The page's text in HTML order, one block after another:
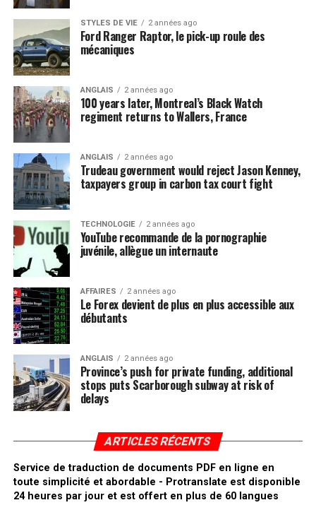
STYLES DE VIE 2 années ago
Ford Ranger Raptor, le pick-up roule des
mécaniques
ANGLAIS 2 années ago
100 years later, Montreal’s Black Watch
regiment returns to Wallers, France
ANGLAIS 2 années ago
Trudeau government would reject Jason Kenney,
taxpayers group in carbon tax court fight
TECHNOLOGIE 2 années ago
YouTube recommande de la pornographie
juvénile, allègue un internaute
AFFAIRES 2 années ago
Le Forex devient de plus en plus accessible aux
débutants
ANGLAIS 2 années ago
Province’s push for private funding, additional
stops puts Scarborough subway at risk of
delays
ARTICLES RÉCENTS
Service de traduction de documents PDF en ligne en
toute simplicité et abordable - Protranslate est disponible
24 heures par jour et est offert en plus de 60 langues